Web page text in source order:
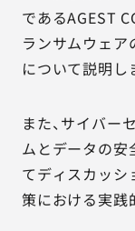
であるAGEST
ランサムウェ
について説明し
また、サイバー
ムとデータの安
てディスカッシ
策における実践